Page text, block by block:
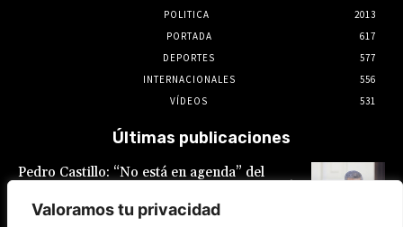
Valoramos tu privacidad
POLITICA
2013
PORTADA
617
DEPORTES
577
INTERNACIONALES
556
VÍDEOS
531
Últimas publicaciones
Pedro Castillo: “No está en agenda” del
Luis Galarreta